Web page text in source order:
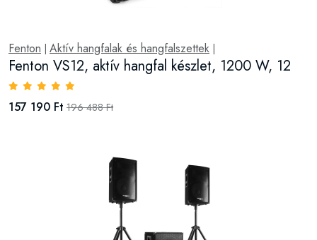
Fenton Aktív hangfalak és hangfalszettek
Fenton VS12, aktív hangfal készlet, 1200 W, 12
157 190 Ft 196 488 Ft